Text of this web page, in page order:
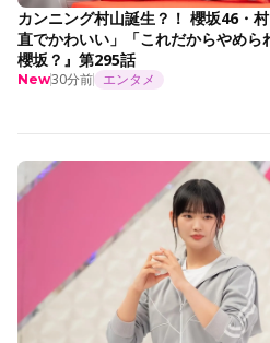
カンニング村山誕生？！ 櫻坂46・
直でかわいい」「これだからやめら
櫻坂？』第295話
New30分前 エンタメ